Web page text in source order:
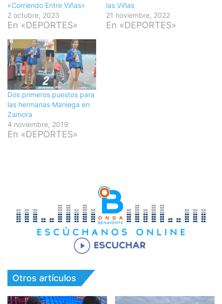
«Corriendo Entre Viñas»
2 octubre, 2023
En «DEPORTES»
las Viñas
21 noviembre, 2022
En «DEPORTES»
Dos primeros puestos para
las hermanas Maniega en
Zamora
4 noviembre, 2019
En «DEPORTES»
Otros artículos